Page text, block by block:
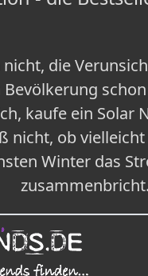
die
kaufe ein Solar
nicht, ob
Winter das
zusammenbricht.